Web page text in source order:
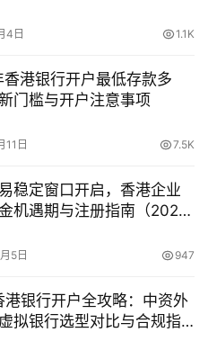
4日 1.1K
港银行开户最低存款多
门槛与开户注意事项
11日 7.5K
稳定窗口开启，香港企业
机遇期与注册指南（2025
5日 947
银行开户全攻略：中资外
拟银行选型对比与合规指